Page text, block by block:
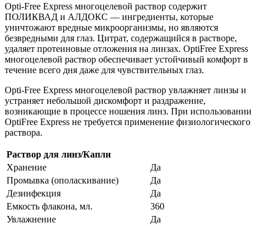
Opti-Free Express многоцелевой раствор содержит
ПОЛИКВАД и АЛДОКС — ингредиенты, которые
уничтожают вредные микроорганизмы, но являются
безвредными для глаз. Цитрат, содержащийся в растворе,
удаляет протеиновые отложения на линзах. OptiFree Express
многоцелевой раствор обеспечивает устойчивый комфорт в
течение всего дня даже для чувствительных глаз.
Opti-Free Express многоцелевой раствор увлажняет линзы и
устраняет небольшой дискомфорт и раздражение,
возникающие в процессе ношения линз. При использовании
OptiFree Express не требуется применение физиологического
раствора.
Раствор для линз/Капли
Хранение
Да
Промывка (ополаскивание)
Да
Дезинфекция
Да
Емкость флакона, мл.
360
Увлажнение
Да